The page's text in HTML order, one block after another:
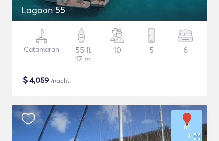
Lagoon 55
Catamaran
55 ft
17 m
10 5 6
$4,059 /nacht